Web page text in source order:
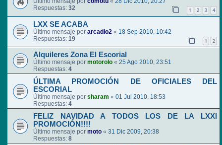
Respuestas: 32 1 2 3 4
LXX SE ACABA
Último mensaje por arcadio2 « 18 Sep 2010, 10:42
Respuestas: 19 1 2
Alquileres Zona El Escorial
Último mensaje por motorolo « 25 Ago 2010, 23:51
Respuestas: 4
ÚLTIMA PROMOCIÓN DE OFICIALES DEL
ESCORIAL
Último mensaje por sharam « 01 Jul 2010, 18:53
Respuestas: 4
FELIZ NAVIDAD A TODOS LOS DE LA LXXI
PROMOCIÓN!!!!
Último mensaje por moto « 31 Dic 2009, 20:38
Respuestas: 8